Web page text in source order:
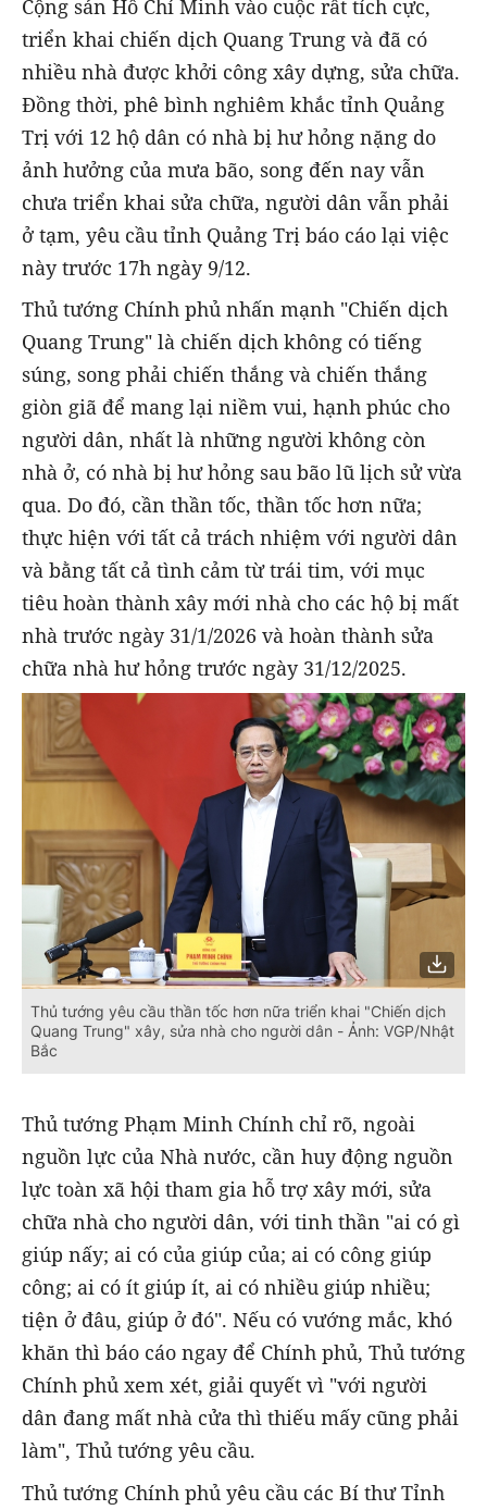
Cộng sản Hồ Chí Minh vào cuộc rất tích cực,
triển khai chiến dịch Quang Trung và đã có
nhiều nhà được khởi công xây dựng, sửa chữa.
Đồng thời, phê bình nghiêm khắc tỉnh Quảng
Trị với 12 hộ dân có nhà bị hư hỏng nặng do
ảnh hưởng của mưa bão, song đến nay vẫn
chưa triển khai sửa chữa, người dân vẫn phải
ở tạm, yêu cầu tỉnh Quảng Trị báo cáo lại việc
này trước 17h ngày 9/12.
Thủ tướng Chính phủ nhấn mạnh "Chiến dịch
Quang Trung" là chiến dịch không có tiếng
súng, song phải chiến thắng và chiến thắng
giòn giã để mang lại niềm vui, hạnh phúc cho
người dân, nhất là những người không còn
nhà ở, có nhà bị hư hỏng sau bão lũ lịch sử vừa
qua. Do đó, cần thần tốc, thần tốc hơn nữa;
thực hiện với tất cả trách nhiệm với người dân
và bằng tất cả tình cảm từ trái tim, với mục
tiêu hoàn thành xây mới nhà cho các hộ bị mất
nhà trước ngày 31/1/2026 và hoàn thành sửa
chữa nhà hư hỏng trước ngày 31/12/2025.
Thủ tướng yêu cầu thần tốc hơn nữa triển khai "Chiến dịch
Quang Trung" xây, sửa nhà cho người dân - Ảnh: VGP/Nhật
Bắc
Thủ tướng Phạm Minh Chính chỉ rõ, ngoài
nguồn lực của Nhà nước, cần huy động nguồn
lực toàn xã hội tham gia hỗ trợ xây mới, sửa
chữa nhà cho người dân, với tinh thần "ai có gì
giúp nấy; ai có của giúp của; ai có công giúp
công; ai có ít giúp ít, ai có nhiều giúp nhiều;
tiện ở đâu, giúp ở đó". Nếu có vướng mắc, khó
khăn thì báo cáo ngay để Chính phủ, Thủ tướng
Chính phủ xem xét, giải quyết vì "với người
dân đang mất nhà cửa thì thiếu mấy cũng phải
làm", Thủ tướng yêu cầu.
Thủ tướng Chính phủ yêu cầu các Bí thư Tỉnh